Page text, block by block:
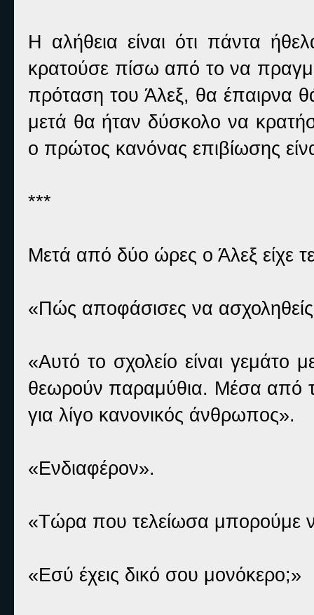
Η αλήθεια είναι ότι πάντα
κρατούσε πίσω από το να
πρόταση του Άλεξ, θα έπαιρνα
μετά θα ήταν δύσκολο να
ο πρώτος κανόνας επιβίωσης
***
Μετά από δύο ώρες ο Άλεξ είχε
«Πώς αποφάσισες να
«Αυτό το σχολείο είναι γεμάτο
θεωρούν παραμύθια. Μέσα από
για λίγο κανονικός άνθρωπος».
«Ενδιαφέρον».
«Τώρα που τελείωσα μπορούμε
«Εσύ έχεις δικό σου μονόκερο;»